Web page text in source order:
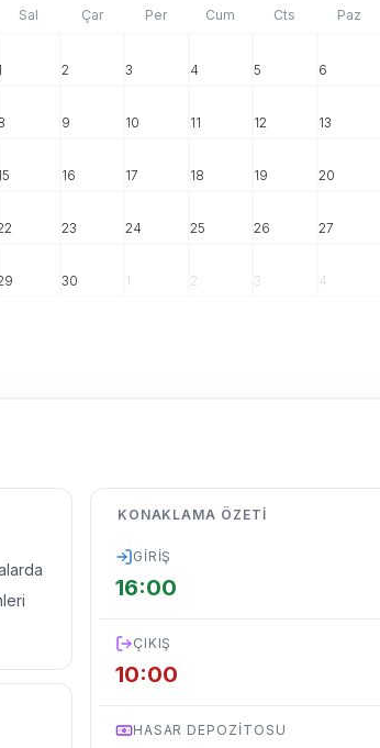
Sal Çar Per Cum Cts Paz
2 3 4 5 6
9 10 11 12 13
16 17 18 19 20
23 24 25 26 27
30 1 2 3 4
KONAKLAMA ÖZETI
GIRIŞ
16:00
ÇIKIŞ
10:00
HASAR DEPOZITOSU